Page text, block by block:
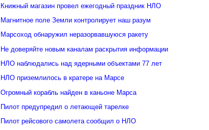
Книжный магазин провел ежегодный праздник НЛО
Магнитное поле Земли контролирует наш разум
Марсоход обнаружил неразорвавшуюся ракету
Не доверяйте новым каналам раскрытия информации
НЛО наблюдались над ядерными объектами 77 лет
НЛО приземлилось в кратере на Марсе
Огромный корабль найден в каньоне Марса
Пилот предупредил о летающей тарелке
Пилот рейсового самолета сообщил о НЛО